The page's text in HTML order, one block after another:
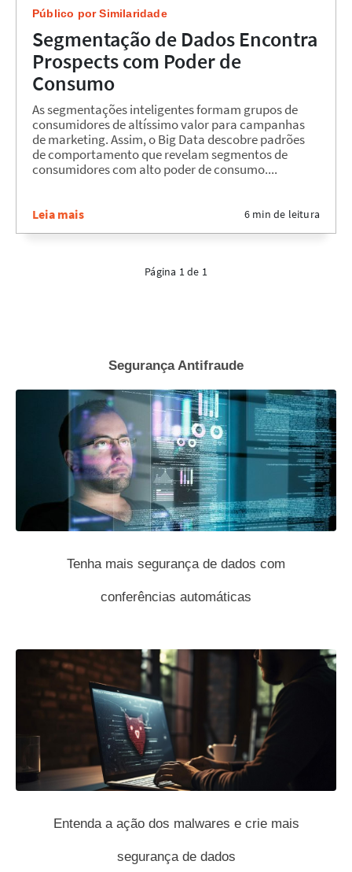
Público por Similaridade
Segmentação de Dados Encontra
Prospects com Poder de
Consumo
As segmentações inteligentes formam grupos de
consumidores de altíssimo valor para campanhas
de marketing. Assim, o Big Data descobre padrões
de comportamento que revelam segmentos de
consumidores com alto poder de consumo....
Leia mais 6 min de leitura
Página 1 de 1
Segurança Antifraude
Tenha mais segurança de dados com
conferências automáticas
Entenda a ação dos malwares e crie mais
segurança de dados